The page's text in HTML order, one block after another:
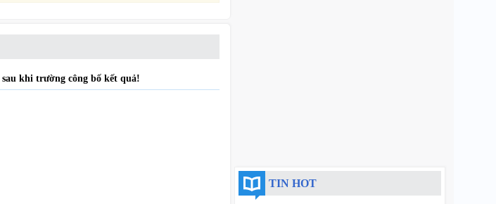
khi trường công bố kết quả!
TIN HOT